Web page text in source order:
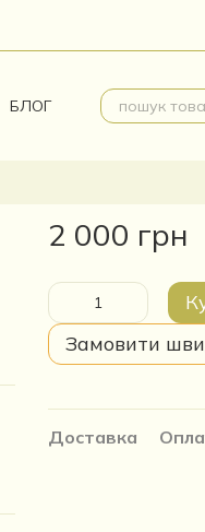
БЛОГ
2 000 грн
Замовити
Доставка